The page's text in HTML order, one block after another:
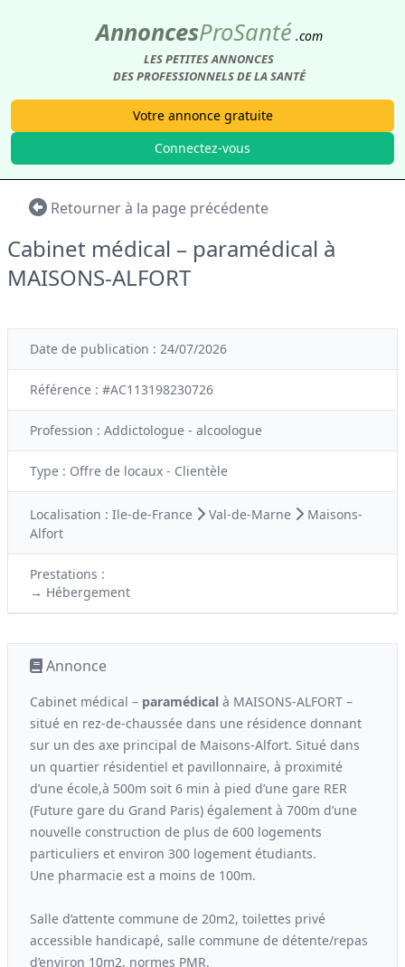
AnnoncesProSanté .com
LES PETITES ANNONCES
DES PROFESSIONNELS DE LA SANTÉ
Votre annonce gratuite
Connectez-vous
Retourner à la page précédente
Cabinet médical – paramédical à
MAISONS-ALFORT
Date de publication : 24/07/2026
Référence : #AC113198230726
Profession : Addictologue - alcoologue
Type : Offre de locaux - Clientèle
Localisation : Ile-de-France Val-de-Marne
Maisons-
Alfort
Prestations :
→ Hébergement
Annonce
Cabinet médical – paramédical à MAISONS-ALFORT –
situé en rez-de-chaussée dans une résidence donnant
sur un des axe principal de Maisons-Alfort. Situé dans
un quartier résidentiel et pavillonnaire, à proximité
d’une école,à 500m soit 6 min à pied d’une gare RER
(Future gare du Grand Paris) également à 700m d’une
nouvelle construction de plus de 600 logements
particuliers et environ 300 logement étudiants.
Une pharmacie est a moins de 100m.
Salle d’attente commune de 20m2, toilettes privé
accessible handicapé, salle commune de détente/repas
d’environ 10m2, normes PMR.